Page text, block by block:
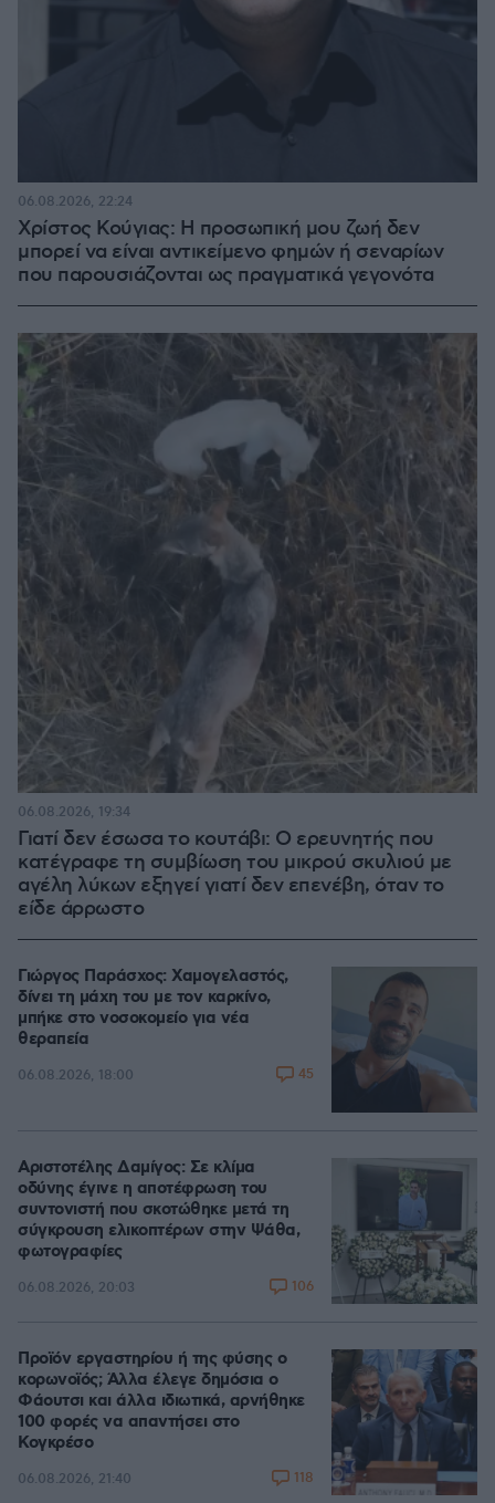
Χρίστος Κούγιας: Η προσωπική μου ζωή δεν
μπορεί να είναι αντικείμενο φημών ή σεναρίων
που παρουσιάζονται ως πραγματικά γεγονότα
06.08.2026, 22:24
Γιατί δεν έσωσα το κουτάβι: Ο ερευνητής που
κατέγραφε τη συμβίωση του μικρού σκυλιού με
αγέλη λύκων εξηγεί γιατί δεν επενέβη, όταν το
είδε άρρωστο
06.08.2026, 19:34
Γιώργος Παράσχος: Χαμογελαστός,
δίνει τη μάχη του με τον καρκίνο,
μπήκε στο νοσοκομείο για νέα
θεραπεία
06.08.2026, 18:00 45
Αριστοτέλης Δαμίγος: Σε κλίμα
οδύνης έγινε η αποτέφρωση του
συντονιστή που σκοτώθηκε μετά τη
σύγκρουση ελικοπτέρων στην Ψάθα,
φωτογραφίες
06.08.2026, 20:03 106
Προϊόν εργαστηρίου ή της φύσης ο
κορωνοϊός; Άλλα έλεγε δημόσια ο
Φάουτσι και άλλα ιδιωτικά, αρνήθηκε
100 φορές να απαντήσει στο
Κογκρέσο
06.08.2026, 21:40 118